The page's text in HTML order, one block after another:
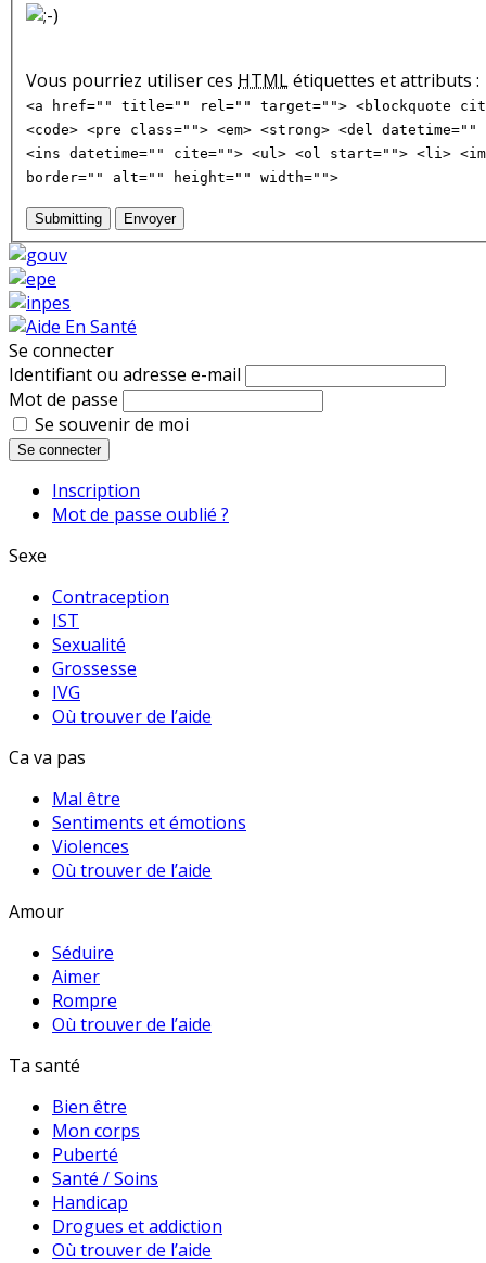
Vous pourriez utiliser ces HTMLétiquettes et attributs :
<a href="" title="" rel="" target=""> <blockquote
<code> <pre class=""> <em> <strong> <del
<ins datetime="" cite=""> <ul> <ol start=""> <li>
border="" alt="" height="" width="">
Submitting Envoyer
Se connecter
Identifiant ou adresse e-mail
Mot de passe
Se souvenir de moi
Se connecter
Inscription
Mot de passe oublié ?
Sexe
Contraception
IST
Sexualité
Grossesse
IVG
Où trouver de l’aide
Ca va pas
Mal être
Sentiments et émotions
Violences
Où trouver de l’aide
Amour
Séduire
Aimer
Rompre
Où trouver de l’aide
Ta santé
Bien être
Mon corps
Puberté
Santé / Soins
Handicap
Drogues et addiction
Où trouver de l’aide